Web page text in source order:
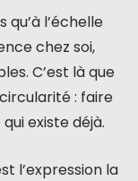
qu’à l’échelle
chez soi,
C’est là que
: faire
existe déjà.
l’expression la